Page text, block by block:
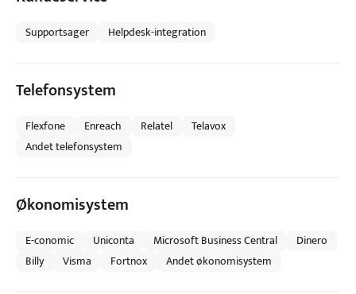
Supportsager Helpdesk-integration
Telefonsystem
Flexfone Enreach Relatel
Telavox
Andet telefonsystem
Økonomisystem
E-conomic Uniconta Microsoft Business Central
Dinero
Billy
Visma Fortnox Andet økonomisystem